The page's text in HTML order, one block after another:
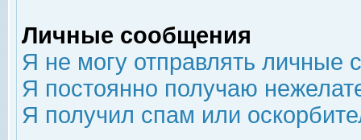
Личные сообщения
Я не могу отправлять личные
Я постоянно получаю
Я получил спам или